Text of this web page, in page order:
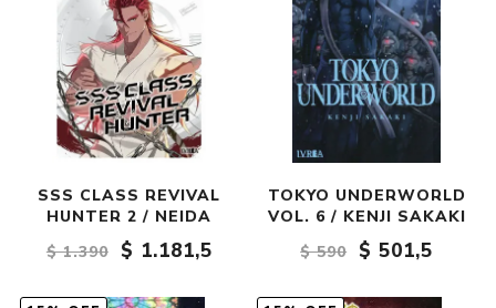
SSS CLASS REVIVAL
HUNTER 2 / NEIDA
$ 1.390
$ 1.181,5
TOKYO UNDERWORLD
VOL. 6 / KENJI SAKAKI
$ 590
$ 501,5